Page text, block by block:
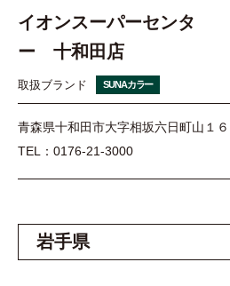
イオンスーパーセンタ
ー 十和田店
取扱ブランド SUNAカラー
青森県十和田市大字相坂六日町山１６
TEL：0176-21-3000
岩手県